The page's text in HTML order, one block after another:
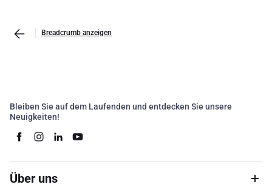
Breadcrumb anzeigen
Bleiben Sie auf dem Laufenden und entdecken Sie unsere
Neuigkeiten!
Über uns